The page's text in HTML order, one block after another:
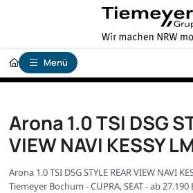
Menü
Arona 1.0 TSI DSG
VIEW NAVI KESSY
Arona 1.0 TSI DSG STYLE REAR VIEW NAVI
Tiemeyer Bochum - CUPRA, SEAT - ab 27.190